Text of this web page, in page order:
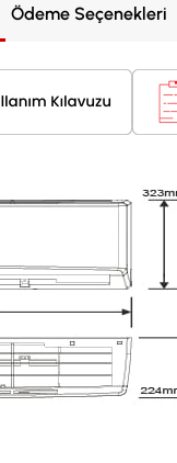
Ödeme Seçenekleri